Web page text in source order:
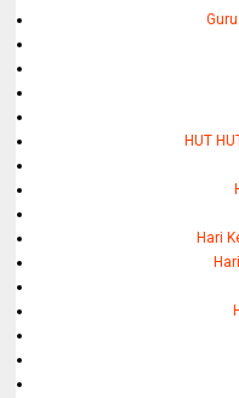
HUT
Hari